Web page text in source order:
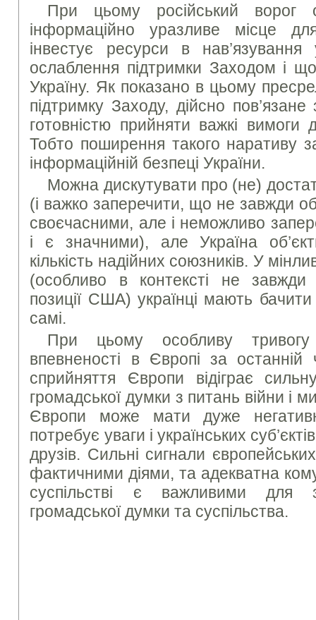
При цьому російський ворог
інформаційно уразливе місце
інвестує ресурси в
ослаблення підтримки Заходом і
Україну. Як показано в цьому
підтримку Заходу, дійсно
готовністю прийняти важкі вимоги
Тобто поширення такого наративу
інформаційній безпеці України.
Можна дискутувати про (не)
(і важко заперечити, що не завжди
своєчасними, але і неможливо
і є значними), але Україна
кількість надійних союзників. У
(особливо в контексті не завжди
позиції США) українці мають
самі.
При цьому особливу тривогу
впевненості в Європі за
сприйняття Європи відіграє
громадської думки з питань війни і
Європи може мати дуже
потребує уваги і українських
друзів. Сильні сигнали європейських
фактичними діями, та адекватна
суспільстві є важливими для
громадської думки та суспільства.